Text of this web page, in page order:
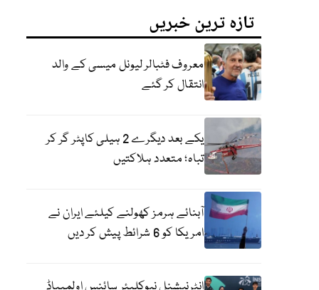
تازہ ترین خبریں
معروف فٹبالر لیونل میسی کے والد
انتقال کر گئے
یکے بعد دیگرے 2 ہیلی کاپٹر گر کر
تباہ؛ متعدد ہلاکتیں
آبنائے ہرمز کھولنے کیلئے ایران نے
امریکا کو 6 شرائط پیش کر دیں